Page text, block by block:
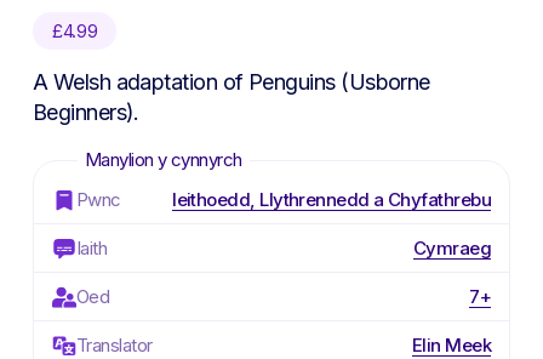
£4.99
A Welsh adaptation of Penguins (Usborne
Beginners).
Pwnc Ieithoedd, Llythrennedd a Chyfathrebu
Iaith Cymraeg
Oed 7+
Translator Elin Meek